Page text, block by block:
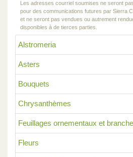
Alstromeria
Asters
Bouquets
Chrysanthèmes
Feuillages ornementaux et
Fleurs
Les adresses courriel soumises ne seront
pour des communications futures par Sierra
et ne seront pas vendues ou autrement
disponibles à de tierces parties.